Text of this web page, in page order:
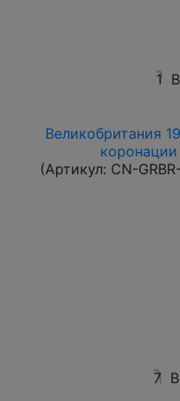
1
Великобритания
(Артикул: CN-
7